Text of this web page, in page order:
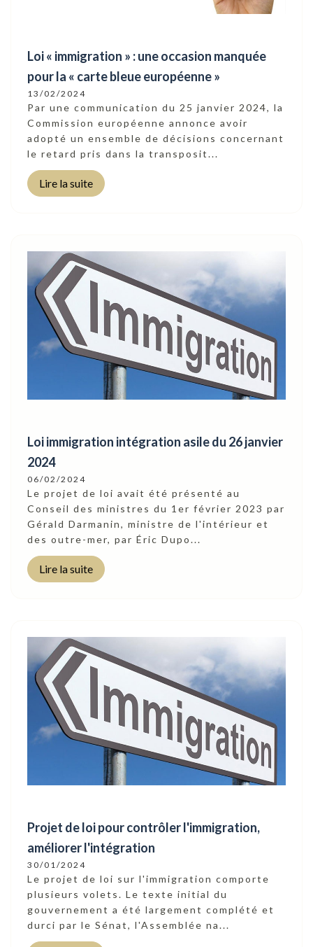
Loi « immigration » : une occasion manquée
pour la « carte bleue européenne »
13/02/2024
Par une communication du 25 janvier 2024, la
Commission européenne annonce avoir
adopté un ensemble de décisions concernant
le retard pris dans la transposit...
Lire la suite
Loi immigration intégration asile du 26 janvier
2024
06/02/2024
Le projet de loi avait été présenté au
Conseil des ministres du 1er février 2023 par
Gérald Darmanin, ministre de l'intérieur et
des outre-mer, par Éric Dupo...
Lire la suite
Projet de loi pour contrôler l'immigration,
améliorer l'intégration
30/01/2024
Le projet de loi sur l'immigration comporte
plusieurs volets. Le texte initial du
gouvernement a été largement complété et
durci par le Sénat, l'Assemblée na...